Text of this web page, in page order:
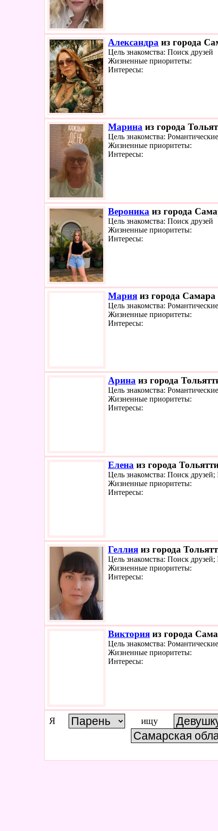
Александра из города
Цель знакомства: Поиск друзей
Жизненные приоритеты:
Интересы:
Марина из города
Цель знакомства:
Жизненные приоритеты:
Интересы:
Вероника из города
Цель знакомства: Поиск друзей
Жизненные приоритеты:
Интересы:
Мария из города
Цель знакомства:
Жизненные приоритеты:
Интересы:
Арина из города
Цель знакомства:
Жизненные приоритеты:
Интересы:
Елена из города
Цель знакомства: Поиск
Жизненные приоритеты:
Интересы:
Геллия из города
Цель знакомства: Поиск
Жизненные приоритеты:
Интересы:
Виктория из города
Цель знакомства:
Жизненные приоритеты:
Интересы:
Я ищу